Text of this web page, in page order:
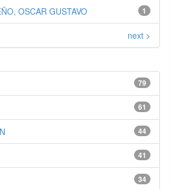
1
OSCAR GUSTAVO
next >
79
61
44
41
34